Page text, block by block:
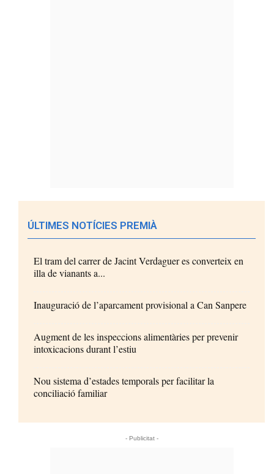
ÚLTIMES NOTÍCIES PREMIÀ
El tram del carrer de Jacint Verdaguer es converteix en
illa de vianants a...
Inauguració de l’aparcament provisional a Can Sanpere
Augment de les inspeccions alimentàries per prevenir
intoxicacions durant l’estiu
Nou sistema d’estades temporals per facilitar la
conciliació familiar
- Publicitat -